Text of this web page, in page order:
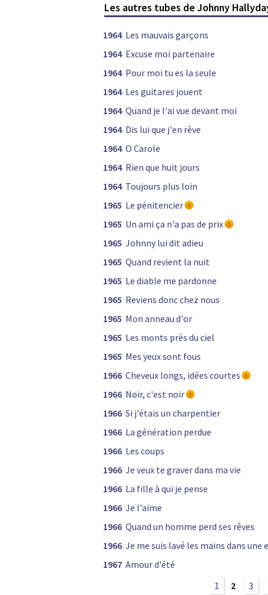
Les autres tubes de Johnny
1964 Les mauvais garçons
1964 Excuse moi partenaire
1964 Pour moi tu es la seule
1964 Les guitares jouent
1964 Quand je l'ai vue devant moi
1964 Dis lui que j'en rêve
1964 O Carole
1964 Rien que huit jours
1964 Toujours plus loin
1965 Le pénitencier
1965 Un ami ça n'a pas de prix
1965 Johnny lui dit adieu
1965 Quand revient la nuit
1965 Le diable me pardonne
1965 Reviens donc chez nous
1965 Mon anneau d'or
1965 Les monts près du ciel
1965 Mes yeux sont fous
1966 Cheveux longs, idées courtes
1966 Noir, c'est noir
1966 Si j'étais un charpentier
1966 La génération perdue
1966 Les coups
1966 Je veux te graver dans ma vie
1966 La fille à qui je pense
1966 Je l'aime
1966 Quand un homme perd ses rêves
1966 Je me suis lavé les mains dans une
1967 Amour d'été
1
2 3